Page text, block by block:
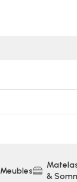
Meubles
&